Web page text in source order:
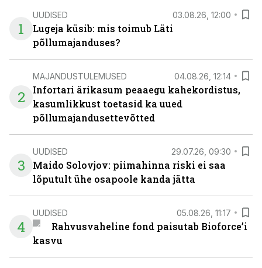
1
UUDISED 03.08.26, 12:00
Lugeja küsib: mis toimub Läti
põllumajanduses?
2
MAJANDUSTULEMUSED 04.08.26, 12:14
Infortari ärikasum peaaegu kahekordistus,
kasumlikkust toetasid ka uued
põllumajandusettevõtted
3
UUDISED 29.07.26, 09:30
Maido Solovjov: piimahinna riski ei saa
lõputult ühe osapoole kanda jätta
4
UUDISED 05.08.26, 11:17
Rahvusvaheline fond paisutab Bioforce’i
kasvu